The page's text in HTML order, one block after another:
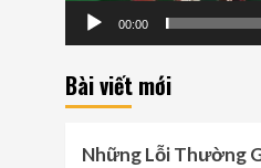
00:00
Bài viết mới
Những Lỗi Thường